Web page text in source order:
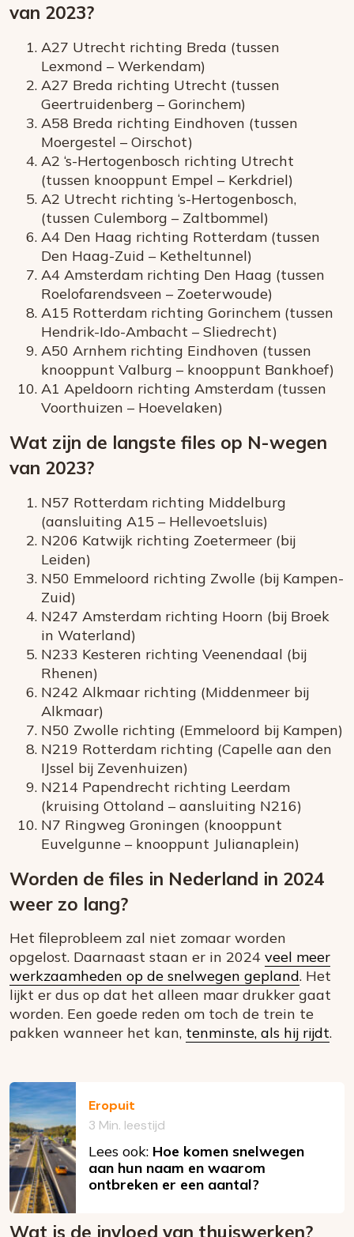
van 2023?
A27 Utrecht richting Breda (tussen
Lexmond – Werkendam)
A27 Breda richting Utrecht (tussen
Geertruidenberg – Gorinchem)
A58 Breda richting Eindhoven (tussen
Moergestel – Oirschot)
A2 ‘s-Hertogenbosch richting Utrecht
(tussen knooppunt Empel – Kerkdriel)
A2 Utrecht richting ‘s-Hertogenbosch,
(tussen Culemborg – Zaltbommel)
A4 Den Haag richting Rotterdam (tussen
Den Haag-Zuid – Ketheltunnel)
A4 Amsterdam richting Den Haag (tussen
Roelofarendsveen – Zoeterwoude)
A15 Rotterdam richting Gorinchem (tussen
Hendrik-Ido-Ambacht – Sliedrecht)
A50 Arnhem richting Eindhoven (tussen
knooppunt Valburg – knooppunt Bankhoef)
A1 Apeldoorn richting Amsterdam (tussen
Voorthuizen – Hoevelaken)
Wat zijn de langste files op N-wegen
van 2023?
N57 Rotterdam richting Middelburg
(aansluiting A15 – Hellevoetsluis)
N206 Katwijk richting Zoetermeer (bij
Leiden)
N50 Emmeloord richting Zwolle (bij Kampen-
Zuid)
N247 Amsterdam richting Hoorn (bij Broek
in Waterland)
N233 Kesteren richting Veenendaal (bij
Rhenen)
N242 Alkmaar richting (Middenmeer bij
Alkmaar)
N50 Zwolle richting (Emmeloord bij Kampen)
N219 Rotterdam richting (Capelle aan den
IJssel bij Zevenhuizen)
N214 Papendrecht richting Leerdam
(kruising Ottoland – aansluiting N216)
N7 Ringweg Groningen (knooppunt
Euvelgunne – knooppunt Julianaplein)
Worden de files in Nederland in 2024
weer zo lang?
Het fileprobleem zal niet zomaar worden
opgelost. Daarnaast staan er in 2024 veel meer
werkzaamheden op de snelwegen gepland. Het
lijkt er dus op dat het alleen maar drukker gaat
worden. Een goede reden om toch de trein te
pakken wanneer het kan, tenminste, als hij rijdt.
Eropuit
3 Min. leestijd
Lees ook: Hoe komen snelwegen
aan hun naam en waarom
ontbreken er een aantal?
Wat is de invloed van thuiswerken?